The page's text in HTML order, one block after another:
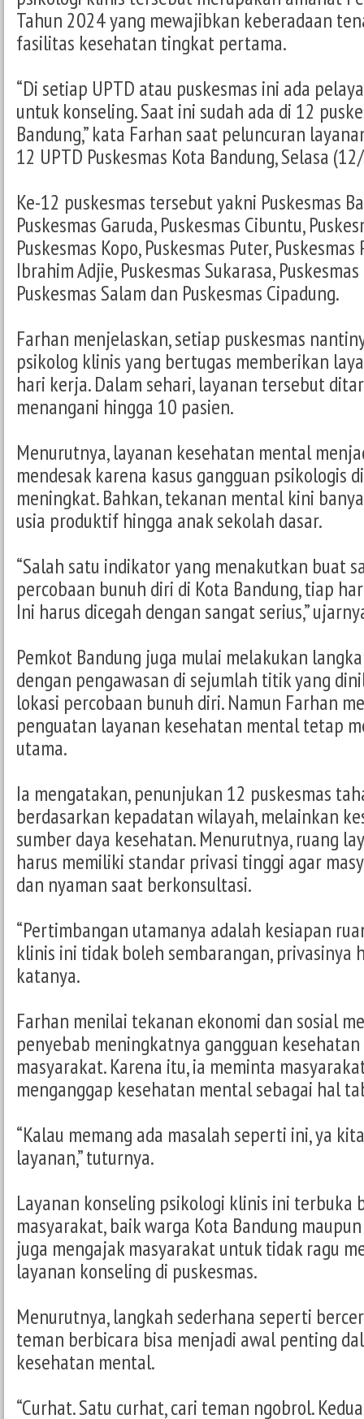
Tahun 2024 yang mewajibkan keberadaan
fasilitas kesehatan tingkat pertama.
“Di setiap UPTD atau puskesmas ini ada
untuk konseling. Saat ini sudah ada di 12
Bandung,” kata Farhan saat peluncuran
12 UPTD Puskesmas Kota Bandung, Selasa
Ke-12 puskesmas tersebut yakni Puskesmas
Puskesmas Garuda, Puskesmas Cibuntu,
Puskesmas Kopo, Puskesmas Puter, Puskesmas
Ibrahim Adjie, Puskesmas Sukarasa,
Puskesmas Salam dan Puskesmas Cipadung.
Farhan menjelaskan, setiap puskesmas
psikolog klinis yang bertugas memberikan
hari kerja. Dalam sehari, layanan tersebut
menangani hingga 10 pasien.
Menurutnya, layanan kesehatan mental
mendesak karena kasus gangguan psikologis
meningkat. Bahkan, tekanan mental kini
usia produktif hingga anak sekolah dasar.
“Salah satu indikator yang menakutkan buat
percobaan bunuh diri di Kota Bandung, tiap
Ini harus dicegah dengan sangat serius,”
Pemkot Bandung juga mulai melakukan
dengan pengawasan di sejumlah titik yang
lokasi percobaan bunuh diri. Namun Farhan
penguatan layanan kesehatan mental tetap
utama.
Ia mengatakan, penunjukan 12 puskesmas
berdasarkan kepadatan wilayah, melainkan
sumber daya kesehatan. Menurutnya, ruang
harus memiliki standar privasi tinggi agar
dan nyaman saat berkonsultasi.
“Pertimbangan utamanya adalah kesiapan
klinis ini tidak boleh sembarangan, privasinya
katanya.
Farhan menilai tekanan ekonomi dan sosial
penyebab meningkatnya gangguan
masyarakat. Karena itu, ia meminta
menganggap kesehatan mental sebagai hal
“Kalau memang ada masalah seperti ini, ya
layanan,” tuturnya.
Layanan konseling psikologi klinis ini terbuka
masyarakat, baik warga Kota Bandung
juga mengajak masyarakat untuk tidak ragu
layanan konseling di puskesmas.
Menurutnya, langkah sederhana seperti
teman berbicara bisa menjadi awal penting
kesehatan mental.
“Curhat. Satu curhat, cari teman ngobrol.